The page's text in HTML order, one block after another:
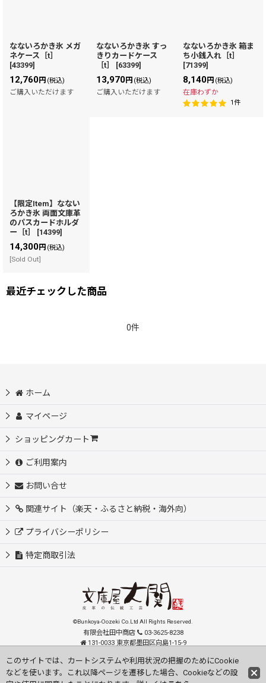
なないろかき氷 メガ
ネケース［t］
[43399]
12,760円 (税込)
ご購入いただけます
なないろかき氷 すっ
きりカードケース
［t］
[63399]
13,970円 (税込)
ご購入いただけます
なないろかき氷 箱ま
ち小銭入れ［t］
[71399]
8,140円 (税込)
在庫わずか
1件
【限定Item】なない
ろかき氷 両面文庫革
のパスカードホルダ
ー［t］
[14399]
14,300円 (税込)
[Sold Out]
最近チェックした商品
0件
ホーム
マイページ
ショッピングカート
ご利用案内
お問い合せ
関連サイト（楽天・ふるさと納税・海外向）
プライバシーポリシー
特定商取引法
©Bunkoya-Oozeki Co.Ltd All Rights Reserved.
有限会社田中商店
03-3625-8238
131-0033 東京都墨田区向島1-15-9
Visit our English Store
このサイトでは、カートシステムや利用状況の把握のためにCookie
などを使います。これ以降ページを遷移した場合、Cookieなどの設